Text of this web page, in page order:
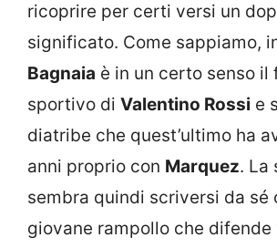
ricoprire per certi versi un
significato. Come sappiamo,
Bagnaia è in un certo senso
sportivo di Valentino Rossi e
diatribe che quest’ultimo ha
anni proprio con Marquez. La
sembra quindi scriversi da sé
giovane rampollo che difende